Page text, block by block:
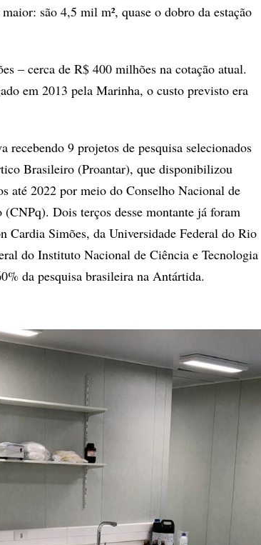
são 4,5 mil m², quase o dobro da estação
– cerca de R$ 400 milhões na cotação atual.
em 2013 pela Marinha, o custo previsto era
recebendo 9 projetos de pesquisa selecionados
Brasileiro (Proantar), que disponibilizou
até 2022 por meio do Conselho Nacional de
Dois terços desse montante já foram
Cardia Simões, da Universidade Federal do Rio
do Instituto Nacional de Ciência e Tecnologia
da pesquisa brasileira na Antártida.